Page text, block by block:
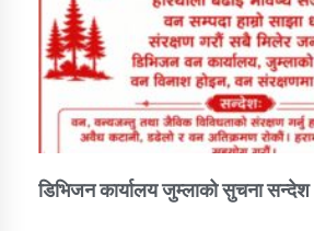
डिभिजन कार्यालय जुम्लाको सुचना सन्देश